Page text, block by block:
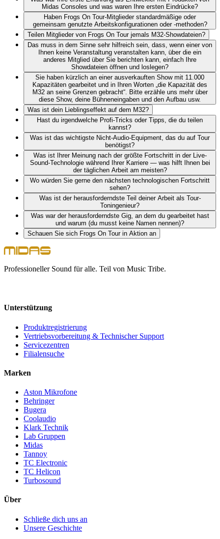
Midas Consoles und was waren Ihre ersten Eindrücke?
Haben Frogs On Tour-Mitglieder standardmäßige oder
gemeinsam genutzte Arbeitskonfigurationen oder -methoden?
Teilen Mitglieder von Frogs On Tour jemals M32-Showdateien?
Das muss in dem Sinne sehr hilfreich sein, dass, wenn einer von
Ihnen keine Veranstaltung veranstalten kann, über die ein
anderes Mitglied über Sie berichten kann, einfach Ihre
Showdateien öffnen und loslegen?
Sie haben kürzlich an einer ausverkauften Show mit 11.000
Kapazitäten gearbeitet und in Ihren Worten „die Kapazität des
M32 an seine Grenzen gebracht“. Bitte erzähle uns mehr über
diese Show, deine Bühneneingaben und den Aufbau usw.
Was ist dein Lieblingseffekt auf dem M32?
Hast du irgendwelche Profi-Tricks oder Tipps, die du teilen
kannst?
Was ist das wichtigste Nicht-Audio-Equipment, das du auf Tour
benötigst?
Was ist Ihrer Meinung nach der größte Fortschritt in der Live-
Sound-Technologie während Ihrer Karriere — was hilft Ihnen bei
der täglichen Arbeit am meisten?
Wo würden Sie gerne den nächsten technologischen Fortschritt
sehen?
Was ist der herausforderndste Teil deiner Arbeit als Tour-
Toningenieur?
Was war der herausforderndste Gig, an dem du gearbeitet hast
und warum (du musst keine Namen nennen)?
Schauen Sie sich Frogs On Tour in Aktion an
Professioneller Sound für alle. Teil von Music Tribe.
Unterstützung
Produktregistrierung
Vertriebsvorbereitung & Technischer Support
Servicezentren
Filialensuche
Marken
Aston Mikrofone
Behringer
Bugera
Coolaudio
Klark Technik
Lab Gruppen
Midas
Tannoy
TC Electronic
TC Helicon
Turbosound
Über
Schließe dich uns an
Unsere Geschichte